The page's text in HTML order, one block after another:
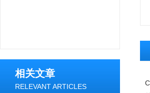
相关文章
RELEVANT ARTICLES